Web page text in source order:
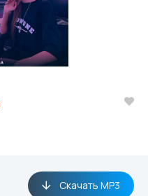
Скачать MP3